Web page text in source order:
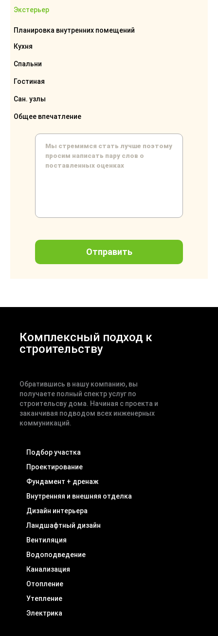
Экстерьер
Планировка внутренних помещений
Кухня
Спальни
Гостиная
Сан. узлы
Общее впечатление
Комплексный подход к
строительству
Обратившись в нашу компанию, вы
получаете полный спектр услуг по
строительсву дома. Начиная с проекта и
заканчивая подводом всех инженерных
коммуникаций.
Подбор участка
Проектирование
Фундамент + дренаж
Внутренняя и внешняя отделка
Дизайн интерьера
Ландшафтный дизайн
Вентиляция
Водоподведение
Канализация
Отопление
Утепление
Электрика